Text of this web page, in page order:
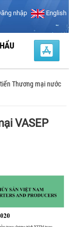
nhập English
Thương mại nước
VASEP